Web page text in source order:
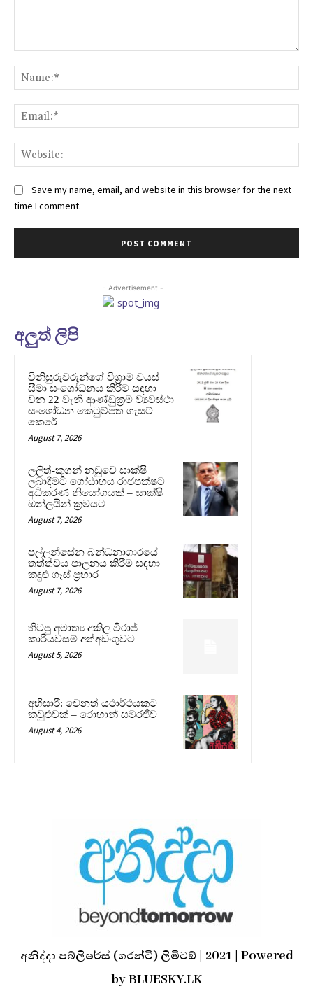
Save my name, email, and website in this browser for the next
time I comment.
- Advertisement -
අලුත් ලිපි
විනිසුරුවරුන්ගේ විශ්‍රාම වයස්
සීමා සංශෝධනය කිරීම සඳහා
වන 22 වැනි ආණ්ඩුක්‍රම ව්‍යවස්ථා
සංශෝධන කෙටුම්පත ගැසට්
කෙරේ
August 7, 2026
ලලිත්-කූගන් නඩුවේ සාක්ෂි
ලබාදීමට ගෝඨාභය රාජපක්ෂට
අධිකරණ නියෝගයක් – සාක්ෂි
ඔන්ලයින් ක්‍රමයට
August 7, 2026
පල්ලන්සේන බන්ධනාගාරයේ
තත්ත්වය පාලනය කිරීම සඳහා
කඳුළු ගෑස් ප්‍රහාර
August 7, 2026
හිටපු අමාත්‍ය අකිල විරාජ්
කාරියවසම් අත්අඩංගුවට
August 5, 2026
අභිසාරී: වෙනත් යථාර්ථයකට
කවුළුවක් – රොහාන් සමරජීව
August 4, 2026
අනිද්දා පබ්ලිෂර්ස් (ගරන්ටි) ලිමිටඞ් | 2021 | Powered
by BLUESKY.LK